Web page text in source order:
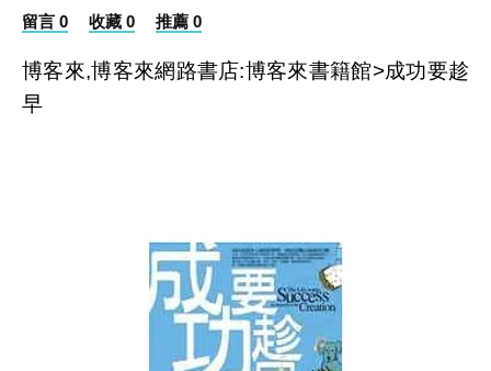
留言 0 收藏 0 推薦 0
博客來,博客來網路書店:博客來書籍館>成功要趁
早